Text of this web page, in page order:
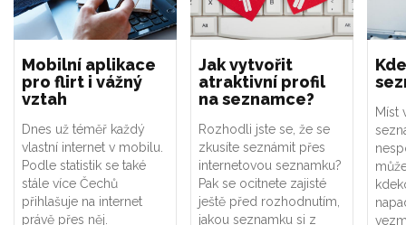
Mobilní aplikace
pro flirt i vážný
vztah
Dnes už téměř každý
vlastní internet v mobilu.
Podle statistik se také
stále více Čechů
přihlašuje na internet
právě přes něj.
Jak vytvořit
atraktivní profil
na seznamce?
Rozhodli jste se, že se
zkusíte seznámit přes
internetovou seznamku?
Pak se ocitnete zajisté
ještě před rozhodnutím,
jakou seznamku si z
Míst